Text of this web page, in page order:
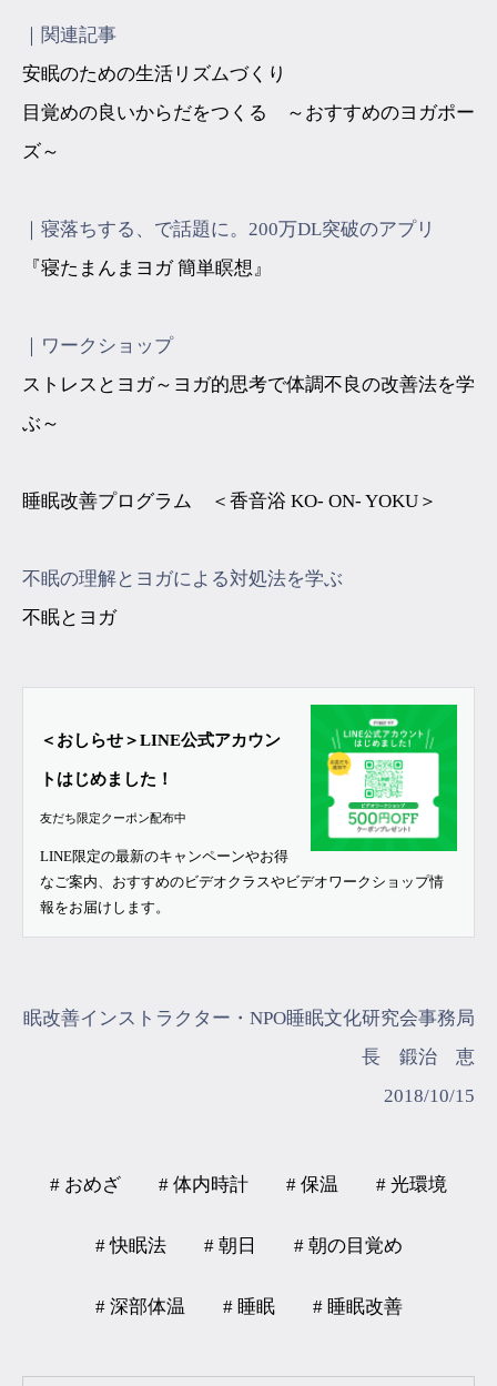
｜関連記事
安眠のための生活リズムづくり
目覚めの良いからだをつくる ～おすすめのヨガポー
ズ～
｜寝落ちする、で話題に。200万DL突破のアプリ
『寝たまんまヨガ 簡単瞑想』
｜ワークショップ
ストレスとヨガ～ヨガ的思考で体調不良の改善法を学
ぶ～
睡眠改善プログラム ＜香音浴 KO- ON- YOKU＞
不眠の理解とヨガによる対処法を学ぶ
不眠とヨガ
＜おしらせ＞LINE公式アカウン
トはじめました！
友だち限定クーポン配布中
LINE限定の最新のキャンペーンやお得
なご案内、おすすめのビデオクラスやビデオワークショップ情
報をお届けします。
眠改善インストラクター・NPO睡眠文化研究会事務局
長 鍛治 恵
2018/10/15
# おめざ # 体内時計 # 保温 # 光環境
# 快眠法 # 朝日 # 朝の目覚め
# 深部体温 # 睡眠 # 睡眠改善